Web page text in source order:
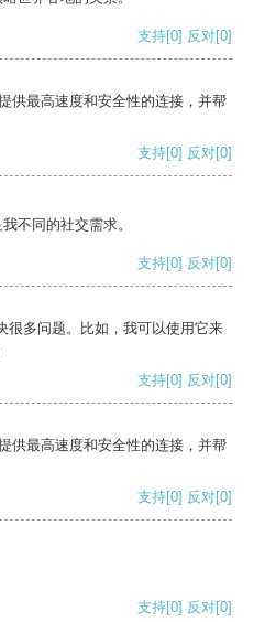
支持[0] 反对[0]
供最高速度和安全性的连接，并帮
支持[0] 反对[0]
不同的社交需求。
支持[0] 反对[0]
很多问题。比如，我可以使用它来
支持[0] 反对[0]
供最高速度和安全性的连接，并帮
支持[0] 反对[0]
支持[0] 反对[0]